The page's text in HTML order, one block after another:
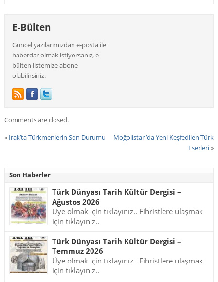
E-Bülten
Güncel yazılarımızdan e-posta ile
haberdar olmak istiyorsanız, e-
bülten listemize abone
olabilirsiniz.
Comments are closed.
« Irak’ta Türkmenlerin Son Durumu
Moğolistan’da Yeni Keşfedilen Türk
Eserleri»
Son Haberler
Türk Dünyası Tarih Kültür Dergisi –
Ağustos 2026
Üye olmak için tıklayınız.. Fihristlere ulaşmak
için tıklayınız..
Türk Dünyası Tarih Kültür Dergisi –
Temmuz 2026
Üye olmak için tıklayınız.. Fihristlere ulaşmak
için tıklayınız..